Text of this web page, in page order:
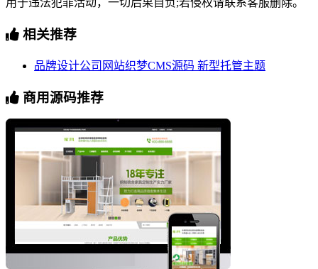
用于违法犯罪活动，一切后果自负;若侵权请联系客服删除。
相关推荐
品牌设计公司网站织梦CMS源码 新型托管主题
商用源码推荐